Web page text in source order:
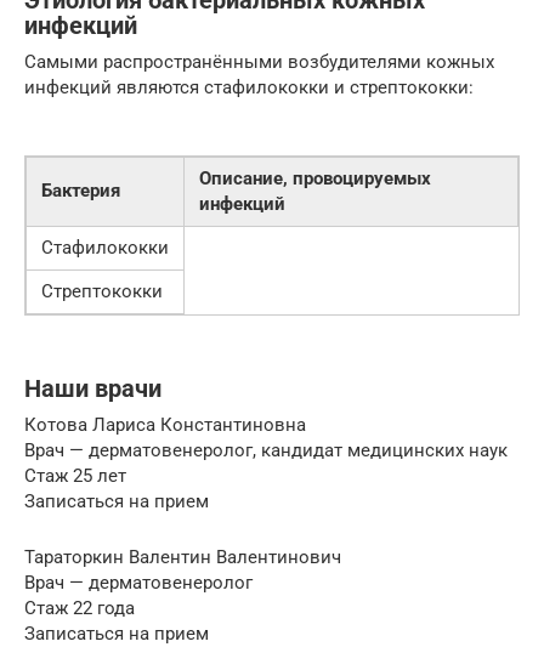
инфекций
Самыми распространёнными возбудителями кожных
инфекций являются стафилококки и стрептококки:
Бактерия
Описание, провоцируемых
инфекций
Стафилококки
Стрептококки
Наши врачи
Котова Лариса Константиновна
Врач — дерматовенеролог, кандидат медицинских наук
Стаж 25 лет
Записаться на прием
Тараторкин Валентин Валентинович
Врач — дерматовенеролог
Стаж 22 года
Записаться на прием